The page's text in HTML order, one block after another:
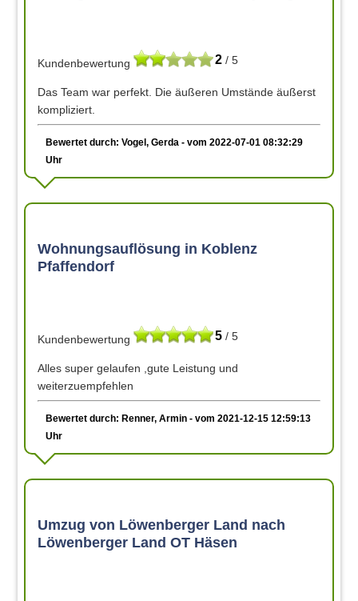
2 / 5
Kundenbewertung
Das Team war perfekt. Die äußeren Umstände äußerst
kompliziert.
Bewertet durch: Vogel, Gerda - vom 2022-07-01 08:32:29
Uhr
Wohnungsauflösung in Koblenz
Pfaffendorf
5 / 5
Kundenbewertung
Alles super gelaufen ,gute Leistung und
weiterzuempfehlen
Bewertet durch: Renner, Armin - vom 2021-12-15 12:59:13
Uhr
Umzug von Löwenberger Land nach
Löwenberger Land OT Häsen